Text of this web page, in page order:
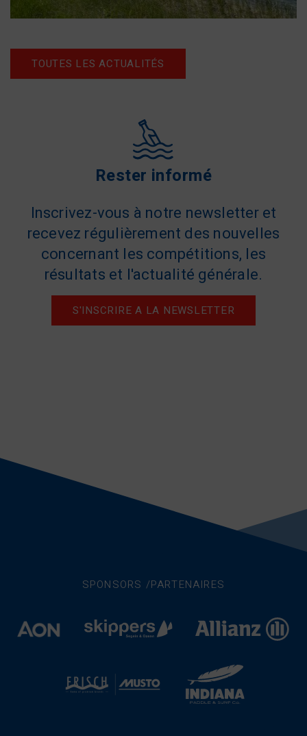
TOUTES LES ACTUALITÉS
Rester informé
Inscrivez-vous à notre newsletter et
recevez régulièrement des nouvelles
concernant les compétitions, les
résultats et l'actualité générale.
S'INSCRIRE A LA NEWSLETTER
SPONSORS /PARTENAIRES